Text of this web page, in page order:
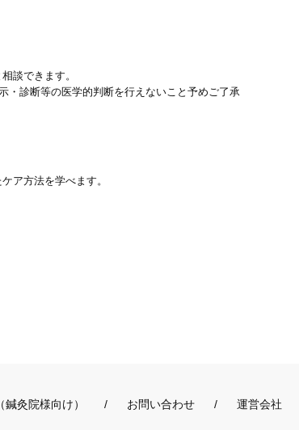
談できます。
・診断等の医学的判断を行えないこと予めご了承
ア方法を学べます。
灸院様向け） お問い合わせ 運営会社